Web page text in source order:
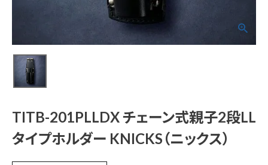
TITB-201PLLDX チ
15,829
電動工具
エアー工具・機械工具
TITB-201PLLDX チェーン式親子2段LL
タイプホルダー KNICKS（ニックス）